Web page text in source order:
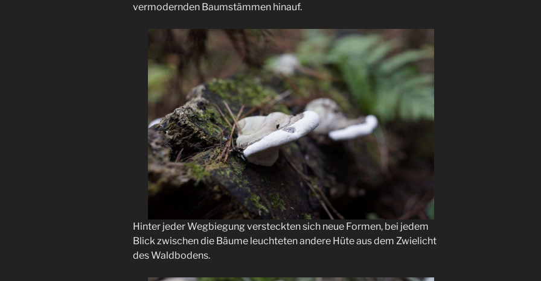
vermodernden Baumstämmen hinauf.
Hinter jeder Wegbiegung versteckten sich neue Formen, bei jedem
Blick zwischen die Bäume leuchteten andere Hüte aus dem Zwielicht
des Waldbodens.